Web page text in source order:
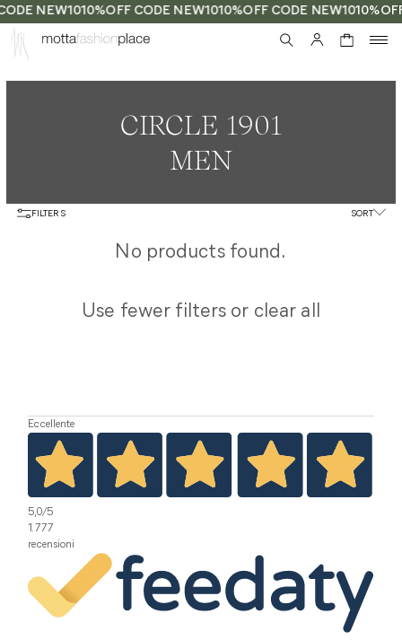
NEW1010%OFF CODE NEW1010%OFF CODE NEW10
CIRCLE 1901
MEN
FILTERS SORT
No products found.
Use fewer filters or clear all
Eccellente
5,0/5
1.777
recensioni